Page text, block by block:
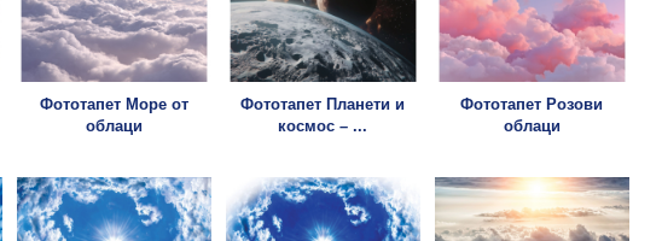
Фототапет Море от
облаци
Фототапет Планети и
космос – ...
Фототапет Розови
облаци